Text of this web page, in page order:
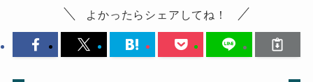
よかったらシェアしてね！